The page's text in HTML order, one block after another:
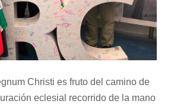
Christi es fruto del camino de
eclesial recorrido de la mano